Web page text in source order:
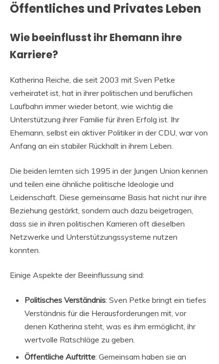
Öffentliches und Privates Leben
Wie beeinflusst ihr Ehemann ihre
Karriere?
Katherina Reiche, die seit 2003 mit Sven Petke
verheiratet ist, hat in ihrer politischen und beruflichen
Laufbahn immer wieder betont, wie wichtig die
Unterstützung ihrer Familie für ihren Erfolg ist. Ihr
Ehemann, selbst ein aktiver Politiker in der CDU, war von
Anfang an ein stabiler Rückhalt in ihrem Leben.
Die beiden lernten sich 1995 in der Jungen Union kennen
und teilen eine ähnliche politische Ideologie und
Leidenschaft. Diese gemeinsame Basis hat nicht nur ihre
Beziehung gestärkt, sondern auch dazu beigetragen,
dass sie in ihren politischen Karrieren oft dieselben
Netzwerke und Unterstützungssysteme nutzen
konnten.
Einige Aspekte der Beeinflussung sind:
Politisches Verständnis: Sven Petke bringt ein tiefes
Verständnis für die Herausforderungen mit, vor
denen Katherina steht, was es ihm ermöglicht, ihr
wertvolle Ratschläge zu geben.
Öffentliche Auftritte: Gemeinsam haben sie an